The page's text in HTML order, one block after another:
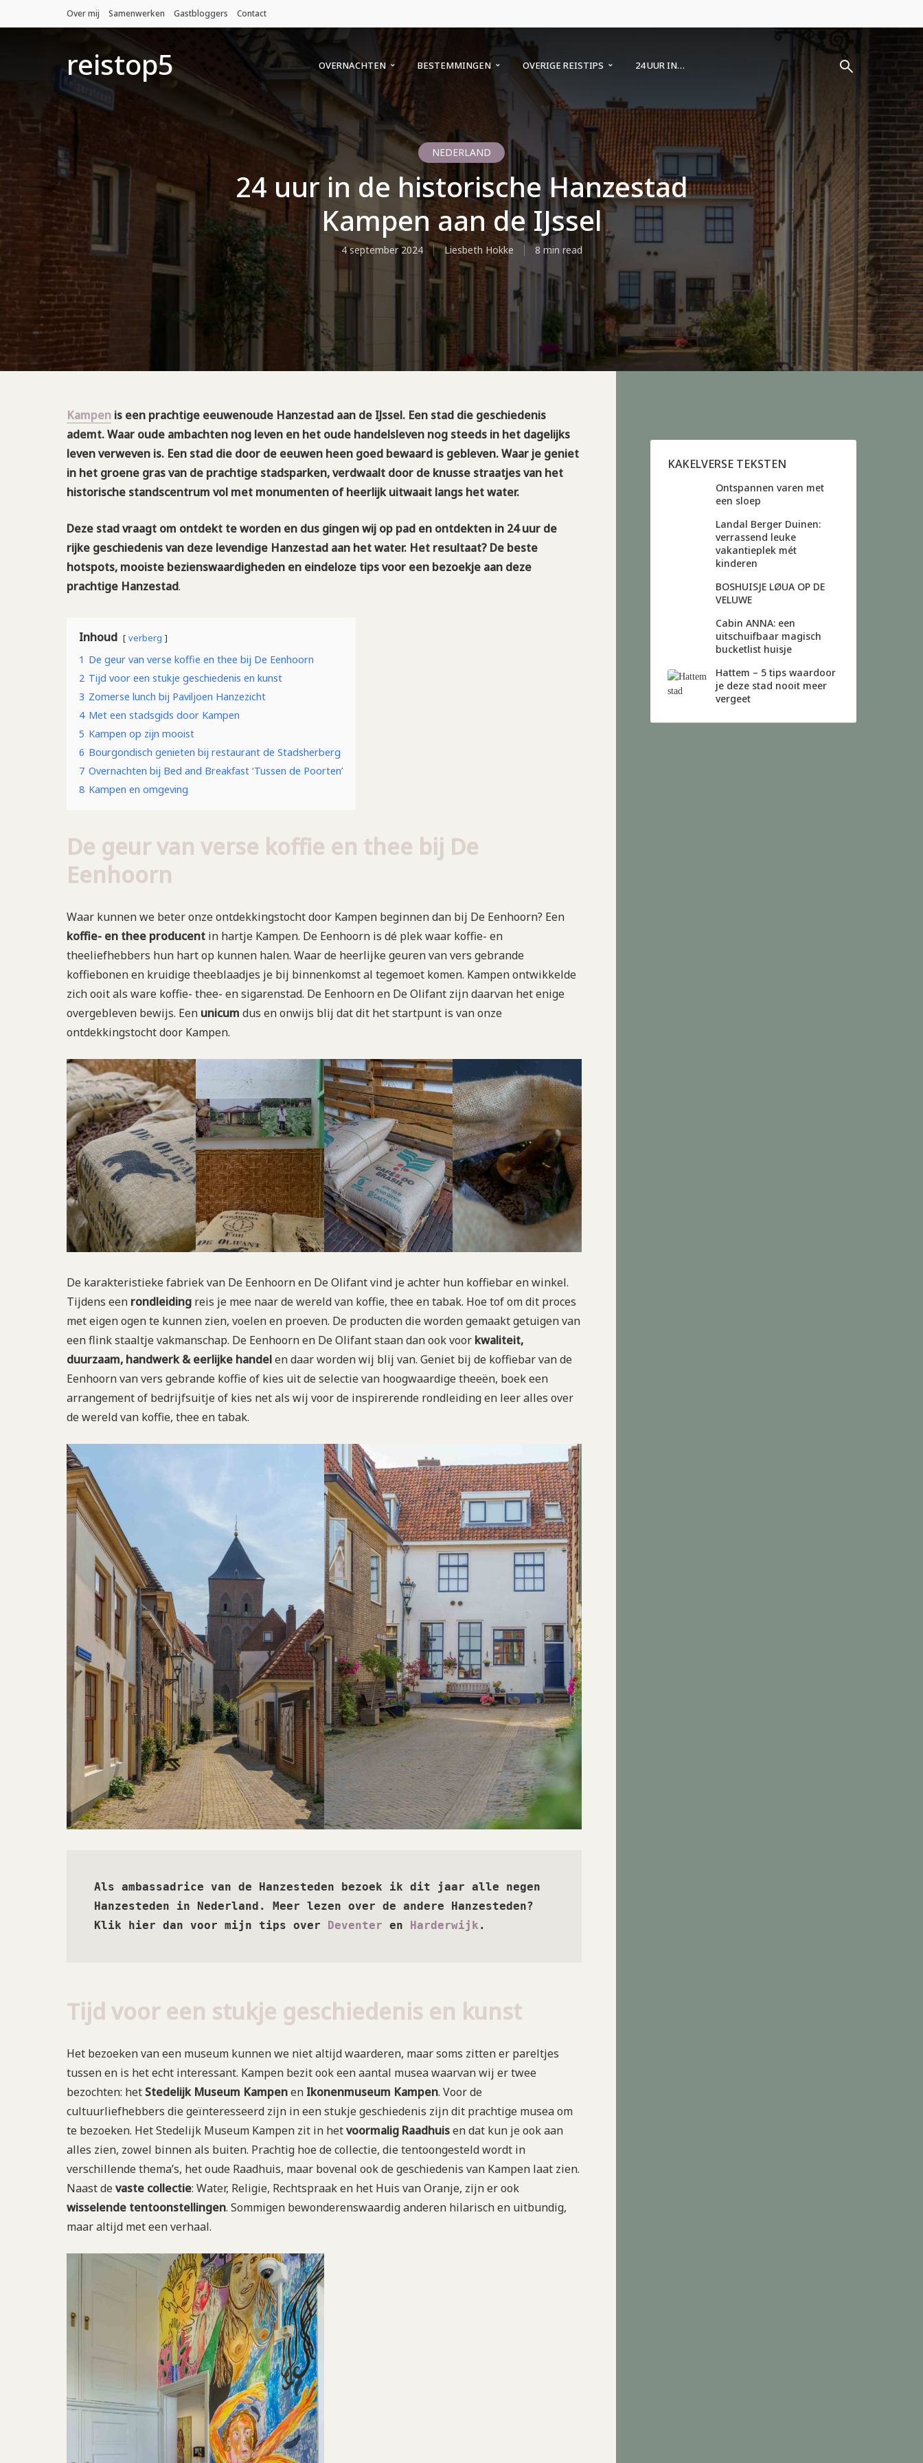
Over mij Samenwerken Gastbloggers Contact
reistop5 OVERNACHTEN BESTEMMINGEN OVERIGE REISTIPS 24 UUR IN…
NEDERLAND
24 uur in de historische Hanzestad
Kampen aan de IJssel
4 september 2024 Liesbeth Hokke 8 min read
Kampen is een prachtige eeuwenoude Hanzestad aan de IJssel. Een stad die geschiedenis
ademt. Waar oude ambachten nog leven en het oude handelsleven nog steeds in het dagelijks
leven verweven is. Een stad die door de eeuwen heen goed bewaard is gebleven. Waar je geniet
in het groene gras van de prachtige stadsparken, verdwaalt door de knusse straatjes van het
historische standscentrum vol met monumenten of heerlijk uitwaait langs het water.
Deze stad vraagt om ontdekt te worden en dus gingen wij op pad en ontdekten in 24 uur de
rijke geschiedenis van deze levendige Hanzestad aan het water. Het resultaat? De beste
hotspots, mooiste bezienswaardigheden en eindeloze tips voor een bezoekje aan deze
prachtige Hanzestad.
Inhoud verberg
1 De geur van verse koffie en thee bij De Eenhoorn
2 Tijd voor een stukje geschiedenis en kunst
3 Zomerse lunch bij Paviljoen Hanzezicht
4 Met een stadsgids door Kampen
5 Kampen op zijn mooist
6 Bourgondisch genieten bij restaurant de Stadsherberg
7 Overnachten bij Bed and Breakfast ‘Tussen de Poorten’
8 Kampen en omgeving
De geur van verse koffie en thee bij De
Eenhoorn
Waar kunnen we beter onze ontdekkingstocht door Kampen beginnen dan bij De Eenhoorn? Een
koffie- en thee producent in hartje Kampen. De Eenhoorn is dé plek waar koffie- en
theeliefhebbers hun hart op kunnen halen. Waar de heerlijke geuren van vers gebrande
koffiebonen en kruidige theeblaadjes je bij binnenkomst al tegemoet komen. Kampen ontwikkelde
zich ooit als ware koffie- thee- en sigarenstad. De Eenhoorn en De Olifant zijn daarvan het enige
overgebleven bewijs. Een unicum dus en onwijs blij dat dit het startpunt is van onze
ontdekkingstocht door Kampen.
De karakteristieke fabriek van De Eenhoorn en De Olifant vind je achter hun koffiebar en winkel.
Tijdens een rondleiding reis je mee naar de wereld van koffie, thee en tabak. Hoe tof om dit proces
met eigen ogen te kunnen zien, voelen en proeven. De producten die worden gemaakt getuigen van
een flink staaltje vakmanschap. De Eenhoorn en De Olifant staan dan ook voor kwaliteit,
duurzaam, handwerk & eerlijke handelen daar worden wij blij van. Geniet bij de koffiebar van de
Eenhoorn van vers gebrande koffie of kies uit de selectie van hoogwaardige theeën, boek een
arrangement of bedrijfsuitje of kies net als wij voor de inspirerende rondleiding en leer alles over
de wereld van koffie, thee en tabak.
Als ambassadrice van de Hanzesteden bezoek ik dit jaar alle negen
Hanzesteden in Nederland. Meer lezen over de andere Hanzesteden?
Klik hier dan voor mijn tips over
Deventer en Harderwijk .
Tijd voor een stukje geschiedenis en kunst
Het bezoeken van een museum kunnen we niet altijd waarderen, maar soms zitten er pareltjes
tussen en is het echt interessant. Kampen bezit ook een aantal musea waarvan wij er twee
bezochten: het Stedelijk Museum Kampenen Ikonenmuseum Kampen. Voor de
cultuurliefhebbers die geïnteresseerd zijn in een stukje geschiedenis zijn dit prachtige musea om
te bezoeken. Het Stedelijk Museum Kampen zit in hetvoormalig Raadhuisen dat kun je ook aan
alles zien, zowel binnen als buiten. Prachtig hoe de collectie, die tentoongesteld wordt in
verschillende thema’s, het oude Raadhuis, maar bovenal ook de geschiedenis van Kampen laat zien.
Naast devaste collectie: Water, Religie, Rechtspraak en het Huis van Oranje, zijn er ook
wisselende tentoonstellingen. Sommigen bewonderenswaardig anderen hilarisch en uitbundig,
maar altijd met een verhaal.
KAKELVERSE TEKSTEN
Ontspannen varen met
een sloep
Landal Berger Duinen:
verrassend leuke
vakantieplek mét
kinderen
BOSHUISJE LØUA OP DE
VELUWE
Cabin ANNA: een
uitschuifbaar magisch
bucketlist huisje
Hattem – 5 tips waardoor
je deze stad nooit meer
vergeet